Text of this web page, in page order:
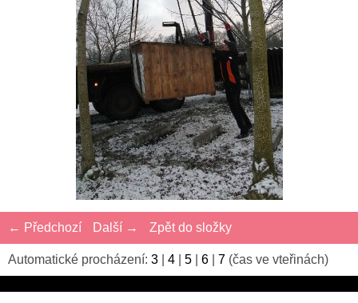
← Předchozí Další → Zpět do složky
Automatické procházení: 3 4 5 6 7 (čas ve vteřinách)